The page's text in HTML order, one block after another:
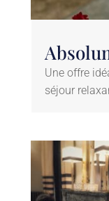
Une offre
séjour